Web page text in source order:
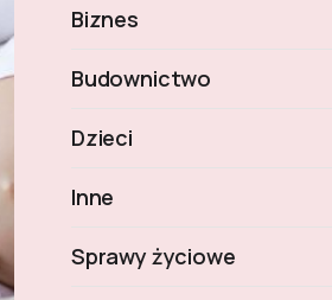
Biznes
Budownictwo
Dzieci
Inne
Sprawy życiowe